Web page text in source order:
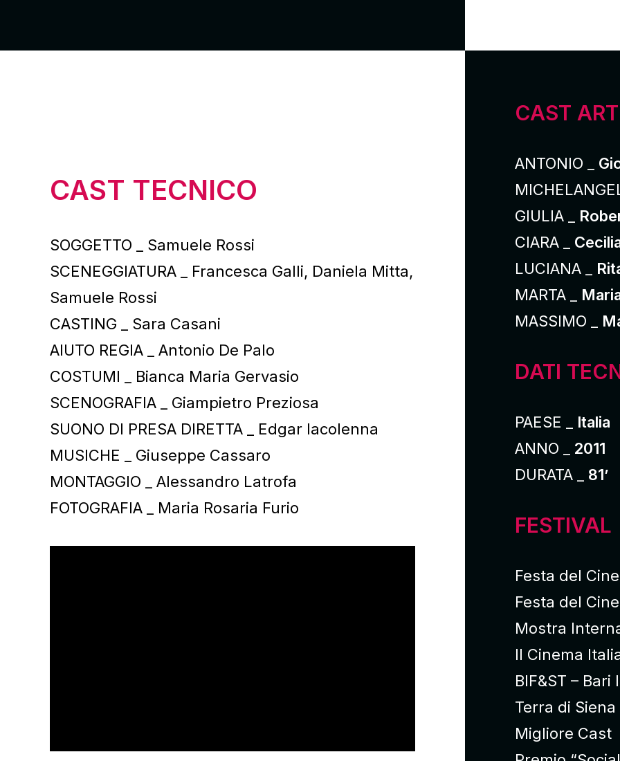
CAST TECNICO
SOGGETTO _ Samuele Rossi
SCENEGGIATURA _ Francesca Galli, Daniela Mitta,
Samuele Rossi
CASTING _ Sara Casani
AIUTO REGIA _ Antonio De Palo
COSTUMI _ Bianca Maria Gervasio
SCENOGRAFIA _ Giampietro Preziosa
SUONO DI PRESA DIRETTA _ Edgar Iacolenna
MUSICHE _ Giuseppe Cassaro
MONTAGGIO _ Alessandro Latrofa
FOTOGRAFIA _ Maria Rosaria Furio
CAST
ANTONIO _
GIULIA _
CIARA _
LUCIANA _
MARTA _
MASSIMO _
DATI
PAESE _ Italia
ANNO _ 2011
DURATA _ 81’
FESTIVAL
Festa del
Festa del
Mostra
Il Cinema
BIF&ST –
Terra di
Migliore Cast